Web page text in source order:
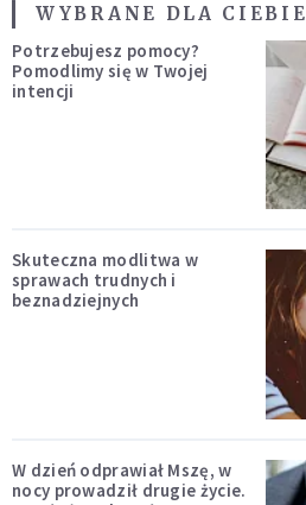
WYBRANE DLA CIEBIE
Potrzebujesz pomocy?
Pomodlimy się w Twojej
intencji
Skuteczna modlitwa w
sprawach trudnych i
beznadziejnych
W dzień odprawiał Mszę, w
nocy prowadził drugie życie.